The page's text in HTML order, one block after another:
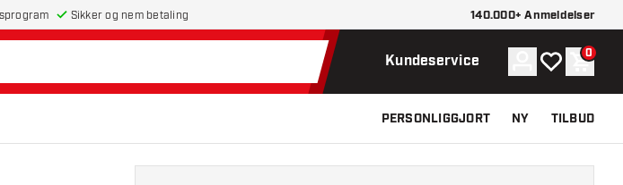
Sikker og nem betaling 140.000+ Anmeldelser
Kundeservice Konto
Min 0
PERSONLIGGJORT NY TILBUD